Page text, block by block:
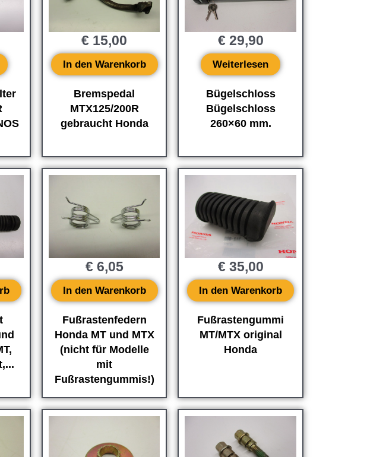
Bremspedal
MTX125/200R
gebraucht Honda
€ 15,00
In den Warenkorb
Bügelschloss
Bügelschloss
260×60 mm.
€29,90
Weiterlesen
Fußrastenfedern
Honda MT und MTX
(nicht für Modelle
mit
Fußrastengummis!)
€6,05
In den Warenkorb
Fußrastengummi
MT/MTX original
Honda
€35,00
In den Warenkorb